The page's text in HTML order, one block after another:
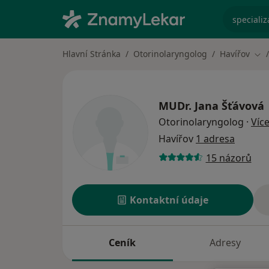
Hlavní Stránka Otorinolaryngolog Havířov
MUDr. Jana Šťávová
Otorinolaryngolog · Více
Havířov 1 adresa
15 názorů
Kontaktní údaje
Ceník Adresy